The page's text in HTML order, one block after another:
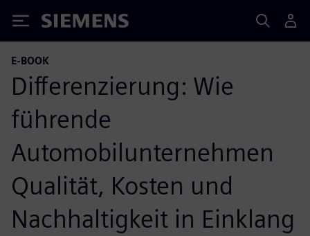
Siemens
E-BOOK
Differenzierung: Wie
führende
Automobilunternehmen
Qualität, Kosten und
Nachhaltigkeit in Einklang